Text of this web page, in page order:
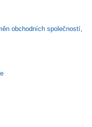
obchodních společností,